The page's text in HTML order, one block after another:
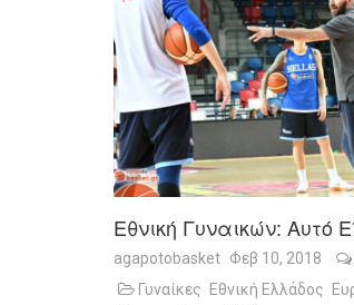
Εθνική Γυναικών: Αυτό
agapotobasket Φεβ 10, 2018
Γυναίκες
Εθνική Ελλάδος